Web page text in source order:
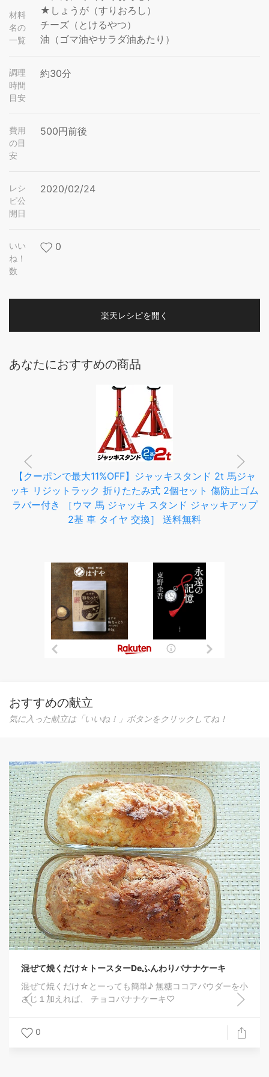
材料
名の
一覧
★しょうが（すりおろし）
チーズ（とけるやつ）
油（ゴマ油やサラダ油あたり）
調理
時間
目安
約30分
費用
の目
安
500円前後
レシ
ピ公
開日
2020/02/24
いい
ね！
数
0
楽天レシピを開く
あなたにおすすめの商品
【クーポンで最大11%OFF】ジャッキスタンド 2t 馬ジャ
ッキ リジットラック 折りたたみ式 2個セット 傷防止ゴム
ラバー付き ［ウマ 馬 ジャッキ スタンド ジャッキアップ
2基 車 タイヤ 交換］ 送料無料
おすすめの献立
気に入った献立は「いいね！」ボタンをクリックしてね！
☆トースターDeふんわりバナナケーキ
☆とーっても簡単♪ 無糖ココアパウダーを小
、 チョコバナナケーキ♡
放置で簡単
普段は黄色
手に入った
リリと美味
0